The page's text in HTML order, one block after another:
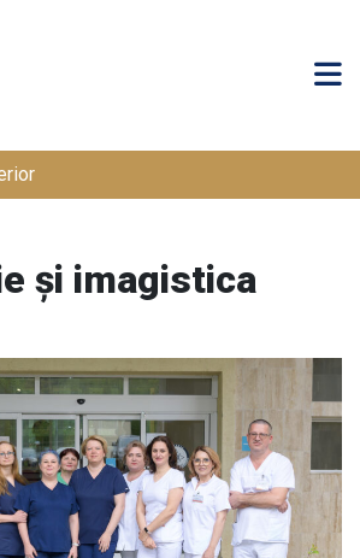
și imagistica